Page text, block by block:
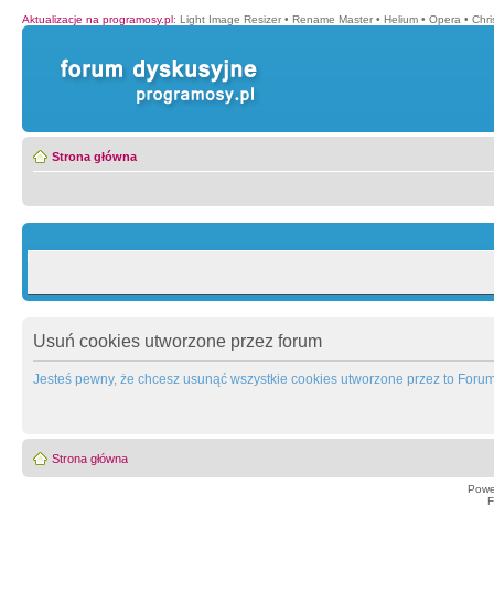
Aktualizacje na programosy.pl: Light Image Resizer • Rename Master • Helium • Opera •
Strona główna
Usuń cookies utworzone przez forum
Jesteś pewny, że chcesz usunąć wszystkie cookies utworzone przez to
Strona główna